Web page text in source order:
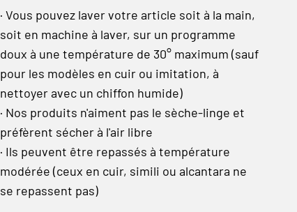
· Vous pouvez laver votre article soit à la main,
soit en machine à laver, sur un programme
doux à une température de 30° maximum (sauf
pour les modèles en cuir ou imitation, à
nettoyer avec un chiffon humide)
· Nos produits n'aiment pas le sèche-linge et
préfèrent sécher à l'air libre
· Ils peuvent être repassés à température
modérée (ceux en cuir, simili ou alcantara ne
se repassent pas)